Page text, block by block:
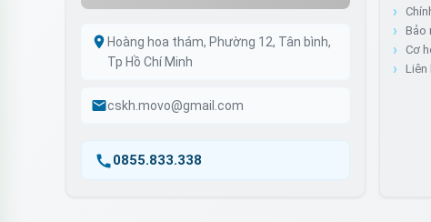
Hoàng hoa thám, Phường 12, Tân bình,
Tp Hồ Chí Minh
cskh.movo@gmail.com
0855.833.338
Bảo
Cơ
Liên